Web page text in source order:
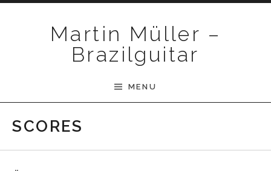
Martin Müller –
Brazilguitar
MENU
SCORES